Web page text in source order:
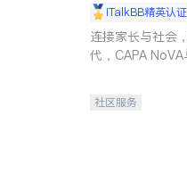
iTalkBB精英认证
连接家长与社会
代，CAPA
社区服务